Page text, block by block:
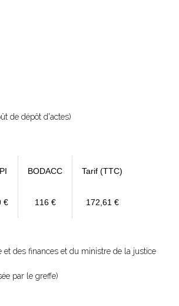
de dépôt d'actes)
BODACC Tarif (TTC)
€ 116 € 172,61 €
des finances et du ministre de la justice
par le greffe)